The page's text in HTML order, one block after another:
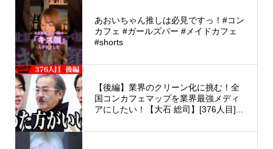
あおいちゃん推しは必見ですっ！#コン
カフェ #ガールズバー #メイドカフェ
#shorts
【後編】業界のクリーン化に挑む！全
国コンカフェマップを業界最強メディ
アにしたい！【大石 総司】[376人目]...